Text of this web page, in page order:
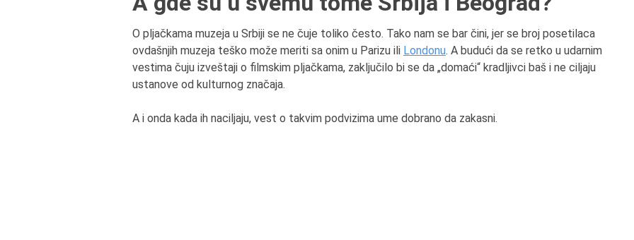
O pljačkama muzeja u Srbiji se ne čuje toliko često. Tako nam se bar čini, jer se broj posetilaca
ovdašnjih muzeja teško može meriti sa onim u Parizu ili Londonu. A budući da se retko u udarnim
vestima čuju izveštaji o filmskim pljačkama, zaključilo bi se da „domaći“ kradljivci baš i ne ciljaju
ustanove od kulturnog značaja.
A i onda kada ih naciljaju, vest o takvim podvizima ume dobrano da zakasni.